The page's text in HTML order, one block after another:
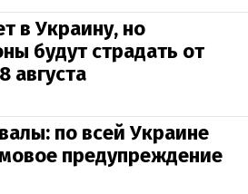
в Украину, но
будут страдать от
августа
по всей Украине
предупреждение